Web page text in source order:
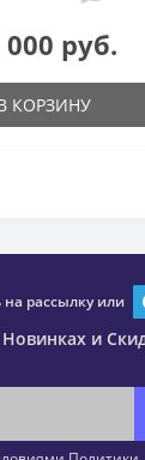
000 руб.
КОРЗИНУ
рассылку или
и